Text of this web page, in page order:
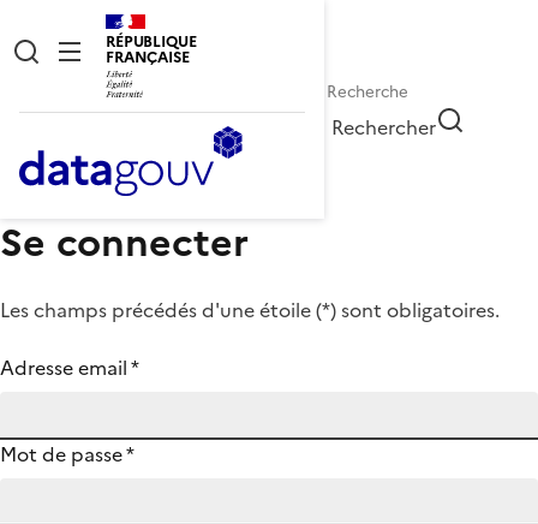
RÉPUBLIQUE
FRANÇAISE
Rechercher
Se connecter
Les champs précédés d'une étoile (*) sont obligatoires.
Adresse email*
Mot de passe*